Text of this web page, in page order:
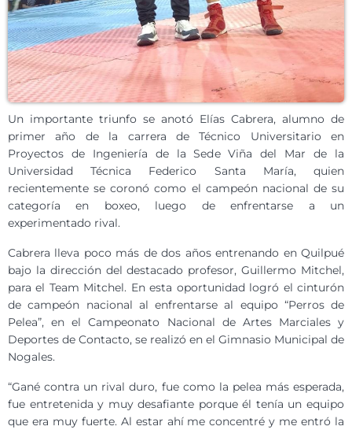
Un importante triunfo se anotó Elías Cabrera, alumno de
primer año de la carrera de Técnico Universitario en
Proyectos de Ingeniería de la Sede Viña del Mar de la
Universidad Técnica Federico Santa María, quien
recientemente se coronó como el campeón nacional de su
categoría en boxeo, luego de enfrentarse a un
experimentado rival.
Cabrera lleva poco más de dos años entrenando en Quilpué
bajo la dirección del destacado profesor, Guillermo Mitchel,
para el Team Mitchel. En esta oportunidad logró el cinturón
de campeón nacional al enfrentarse al equipo “Perros de
Pelea”, en el Campeonato Nacional de Artes Marciales y
Deportes de Contacto, se realizó en el Gimnasio Municipal de
Nogales.
“Gané contra un rival duro, fue como la pelea más esperada,
fue entretenida y muy desafiante porque él tenía un equipo
que era muy fuerte. Al estar ahí me concentré y me entró la